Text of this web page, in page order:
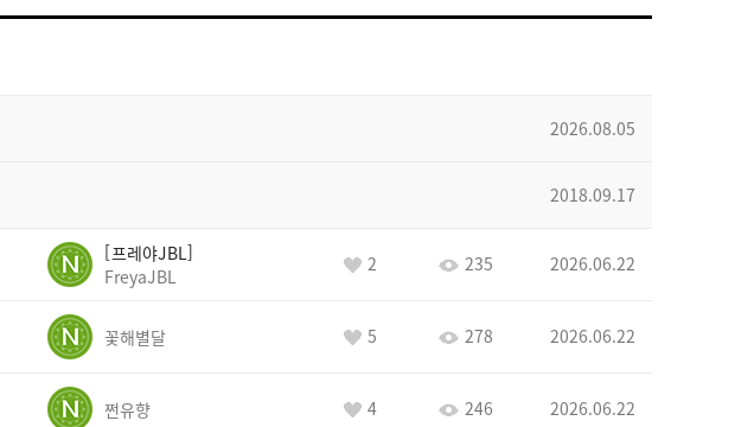
2026.08.05
2018.09.17
프레야JBL
FreyaJBL
2 235 2026.06.22
꽃해별달 5 278 2026.06.22
쩐유향 4 246 2026.06.22